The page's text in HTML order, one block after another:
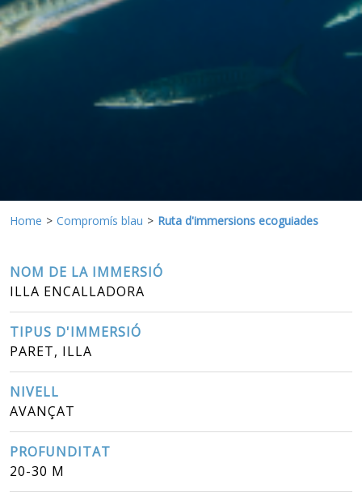
Home Compromís blau Ruta d'immersions ecoguiades
NOM DE LA IMMERSIÓ
ILLA ENCALLADORA
TIPUS D'IMMERSIÓ
PARET, ILLA
NIVELL
AVANÇAT
PROFUNDITAT
20-30 M
de l'usuari a través de l'observació continuada dels seus
hàbits de navegació. Gràcies a elles, podem conèixer els
hàbits de navegació al lloc web i mostrar publicitat
relacionada amb el perfil de navegació de l'usuari.